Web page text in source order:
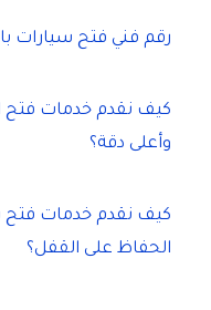
رقم فني فتح سيارات
كيف نقدم خدمات فتح
وأعلى دقة؟
كيف نقدم خدمات فتح
الحفاظ على القفل؟